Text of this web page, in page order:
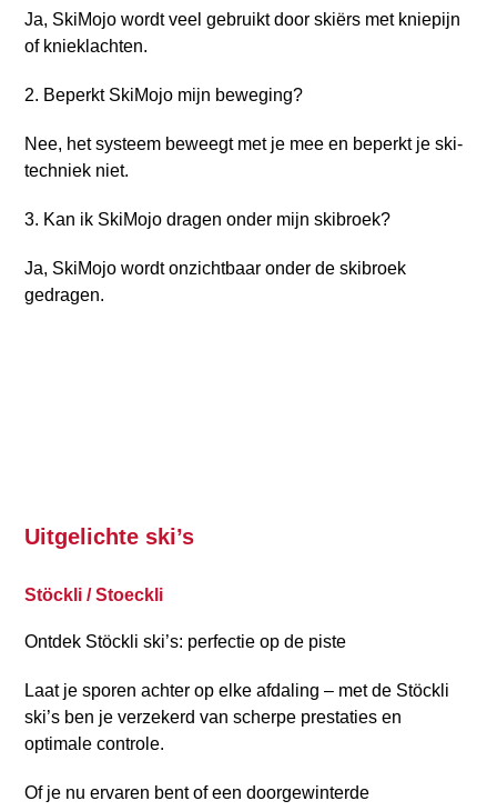
Ja, SkiMojo wordt veel gebruikt door skiërs met kniepijn
of knieklachten.
2. Beperkt SkiMojo mijn beweging?
Nee, het systeem beweegt met je mee en beperkt je ski-
techniek niet.
3. Kan ik SkiMojo dragen onder mijn skibroek?
Ja, SkiMojo wordt onzichtbaar onder de skibroek
gedragen.
Uitgelichte ski’s
Stöckli / Stoeckli
Ontdek Stöckli ski’s: perfectie op de piste
Laat je sporen achter op elke afdaling – met de Stöckli
ski’s ben je verzekerd van scherpe prestaties en
optimale controle.
Of je nu ervaren bent of een doorgewinterde